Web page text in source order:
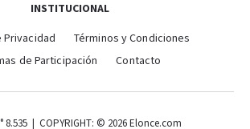
INSTITUCIONAL
Privacidad
Términos y Condiciones
de Participación
Contacto
8.535 | COPYRIGHT: © 2026 Elonce.com